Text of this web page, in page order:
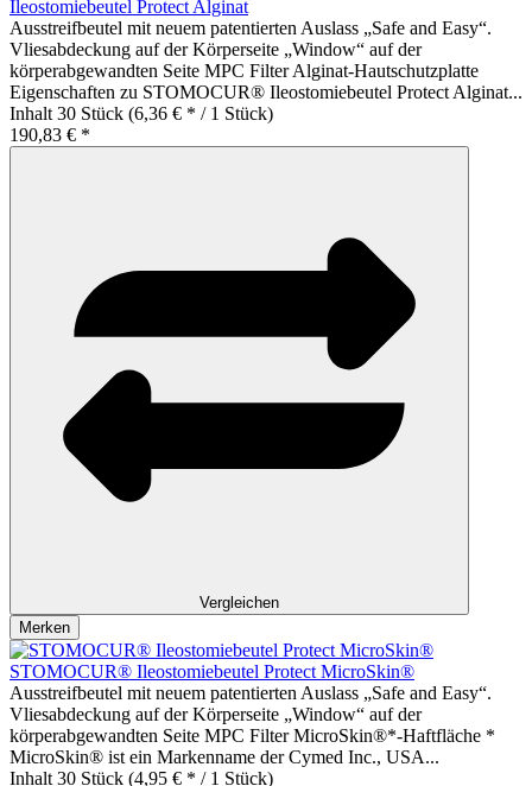
Ileostomiebeutel Protect Alginat
Ausstreifbeutel mit neuem patentierten Auslass „Safe and Easy“.
Vliesabdeckung auf der Körperseite „Window“ auf der
körperabgewandten Seite MPC Filter Alginat-Hautschutzplatte
Eigenschaften zu STOMOCUR® Ileostomiebeutel Protect Alginat...
Inhalt 30 Stück (6,36 € * / 1 Stück)
190,83 € *
Vergleichen
Merken
STOMOCUR® Ileostomiebeutel Protect MicroSkin®
Ausstreifbeutel mit neuem patentierten Auslass „Safe and Easy“.
Vliesabdeckung auf der Körperseite „Window“ auf der
körperabgewandten Seite MPC Filter MicroSkin®*-Haftfläche *
MicroSkin® ist ein Markenname der Cymed Inc., USA...
Inhalt 30 Stück (4,95 € * / 1 Stück)